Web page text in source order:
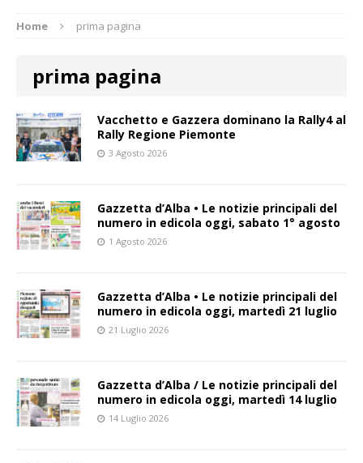
Home prima pagina
prima pagina
Vacchetto e Gazzera dominano la Rally4 al
Rally Regione Piemonte
3 Agosto 2026
Gazzetta d’Alba • Le notizie principali del
numero in edicola oggi, sabato 1° agosto
1 Agosto 2026
Gazzetta d’Alba • Le notizie principali del
numero in edicola oggi, martedì 21 luglio
21 Luglio 2026
Gazzetta d’Alba / Le notizie principali del
numero in edicola oggi, martedì 14 luglio
14 Luglio 2026